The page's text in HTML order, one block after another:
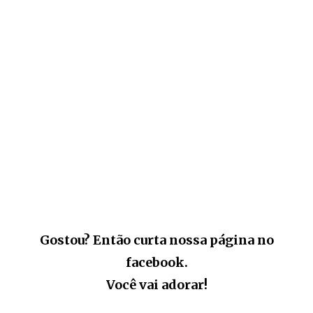
Gostou? Então curta nossa página no
facebook.
Você vai adorar!